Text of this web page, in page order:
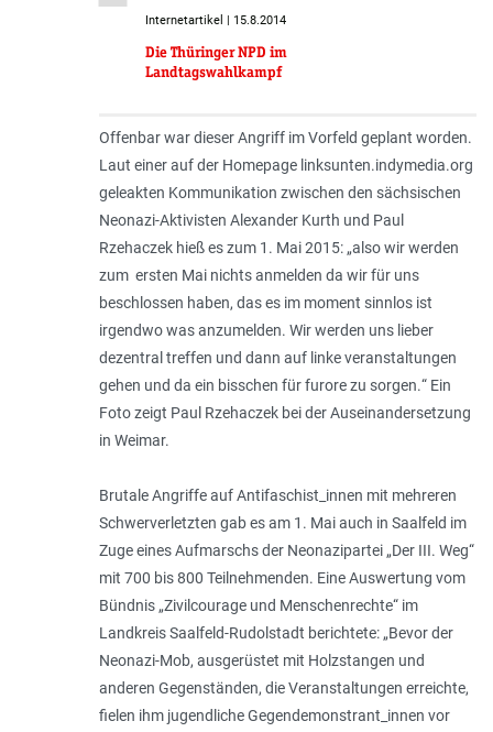
Internetartikel | 15.8.2014
Die Thüringer NPD im
Landtagswahlkampf
Offenbar war dieser Angriff im Vorfeld geplant worden.
Laut einer auf der Homepage linksunten.indymedia.org
geleakten Kommunikation zwischen den sächsischen
Neonazi-Aktivisten Alexander Kurth und Paul
Rzehaczek hieß es zum 1. Mai 2015: „also wir werden
zum ersten Mai nichts anmelden da wir für uns
beschlossen haben, das es im moment sinnlos ist
irgendwo was anzumelden. Wir werden uns lieber
dezentral treffen und dann auf linke veranstaltungen
gehen und da ein bisschen für furore zu sorgen.“ Ein
Foto zeigt Paul Rzehaczek bei der Auseinandersetzung
in Weimar.
Brutale Angriffe auf Antifaschist_innen mit mehreren
Schwerverletzten gab es am 1. Mai auch in Saalfeld im
Zuge eines Aufmarschs der Neonazipartei „Der III. Weg“
mit 700 bis 800 Teilnehmenden. Eine Auswertung vom
Bündnis „Zivilcourage und Menschenrechte“ im
Landkreis Saalfeld-Rudolstadt berichtete: „Bevor der
Neonazi-Mob, ausgerüstet mit Holzstangen und
anderen Gegenständen, die Veranstaltungen erreichte,
fielen ihm jugendliche Gegendemonstrant_innen vor